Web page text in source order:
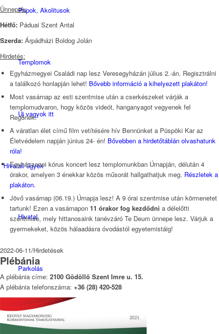
Papok, Akolitusok
Templomok
Új vagyok itt
Hivatali ügyek
Hivatal
Parkolás
Adatkezelési tájékoztatók
Ünnepek:
Hétfő: Páduai Szent Antal
Szerda: Árpádházi Boldog Jolán
Hirdetés:
Egyházmegyei Családi nap lesz Veresegyházán július 2.-án. Regisztrálni
a találkozó honlapján lehet! Bővebb információ a kihelyezett plakáton!
Most vasárnap az esti szentmise után a cserkészeket várják a
templomudvaron, hogy közös videót, hanganyagot vegyenek fel
Regőnek!
A váratlan élet című film vetítésére hív Bennünket a Püspöki Kar az
Életvédelem napján június 24- én! Bővebben a hirdetőtáblán olvashatunk
róla!
Egyházzenei kórus koncert lesz templomunkban Úrnapján, délután 4
órakor, amelyen 3 énekkar közös műsorát hallgathatjuk meg. Részletek a
plakáton.
Jövő vasárnap (06.19.) Úrnapja lesz! A 9 órai szentmise után körmenetet
tartunk! Ezen a vasárnapon 11 órakor fog kezdődni a délelőtti
szentmise, mely hittanosaink tanévzáró Te Deum ünnepe lesz. Várjuk a
gyermekeket, közös hálaadásra óvodástól egyetemistáig!
2022-06-11/Hirdetések
Plébánia
A plébánia címe: 2100 Gödöllő Szent Imre u. 15.
A plébánia telefonszáma: +36 (28) 420-528